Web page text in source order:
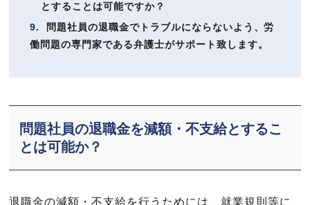
とすることは可能ですか？
9.
問題社員の退職金でトラブルにならないよう、労
働問題の専門家である弁護士がサポート致します。
問題社員の退職金を減額・不支給とするこ
とは可能か？
退職金の減額・不支給を行うためには、就業規則等に